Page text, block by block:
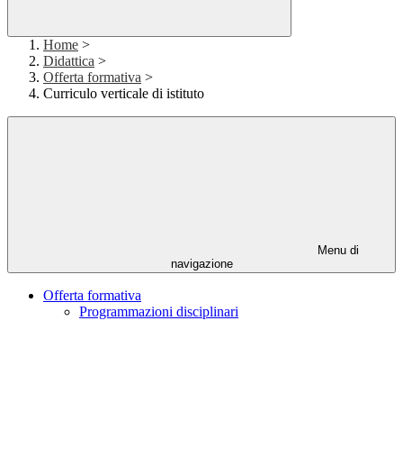
Home >
Didattica >
Offerta formativa >
Curriculo verticale di istituto
Menu di
navigazione
Offerta formativa
Programmazioni disciplinari